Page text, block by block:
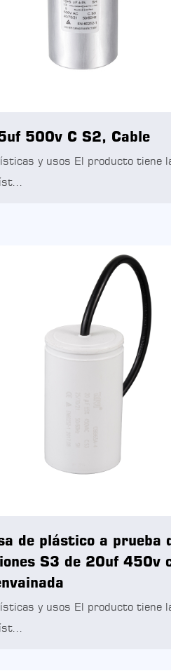
500v C S2, Cable
y usos El producto tiene
de plástico a prueba
S3 de 20uf 450v
y usos El producto tiene